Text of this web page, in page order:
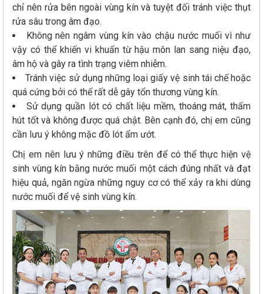
chỉ nên rửa bên ngoài vùng kín và tuyệt đối tránh việc thụt
rửa sâu trong âm đạo.
Không nên ngâm vùng kín vào chậu nước muối vì như
vậy có thể khiến vi khuẩn từ hậu môn lan sang niệu đạo,
âm hộ và gây ra tình trạng viêm nhiễm.
Tránh việc sử dụng những loại giấy vệ sinh tái chế hoặc
quá cứng bởi có thể rất dễ gây tổn thương vùng kín.
Sử dụng quần lót có chất liệu mềm, thoáng mát, thấm
hút tốt và không được quá chật. Bên cạnh đó, chị em cũng
cần lưu ý không mặc đồ lót ẩm ướt.
Chị em nên lưu ý những điều trên để có thể thực hiện vệ
sinh vùng kín bằng nước muối một cách đúng nhất và đạt
hiệu quả, ngăn ngừa những nguy cơ có thể xảy ra khi dùng
nước muối để vệ sinh vùng kín.